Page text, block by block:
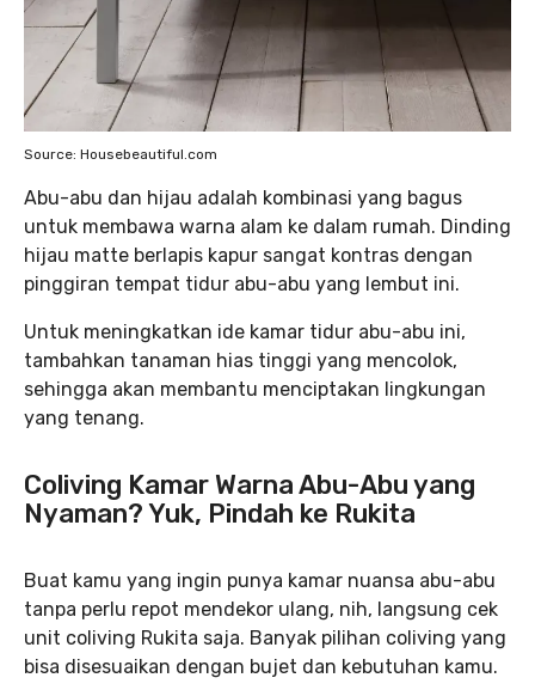
Source: Housebeautiful.com
Abu-abu dan hijau adalah kombinasi yang bagus
untuk membawa warna alam ke dalam rumah. Dinding
hijau matte berlapis kapur sangat kontras dengan
pinggiran tempat tidur abu-abu yang lembut ini.
Untuk meningkatkan ide kamar tidur abu-abu ini,
tambahkan tanaman hias tinggi yang mencolok,
sehingga akan membantu menciptakan lingkungan
yang tenang.
Coliving Kamar Warna Abu-Abu yang
Nyaman? Yuk, Pindah ke Rukita
Buat kamu yang ingin punya kamar nuansa abu-abu
tanpa perlu repot mendekor ulang, nih, langsung cek
unit coliving Rukita saja. Banyak pilihan coliving yang
bisa disesuaikan dengan bujet dan kebutuhan kamu.